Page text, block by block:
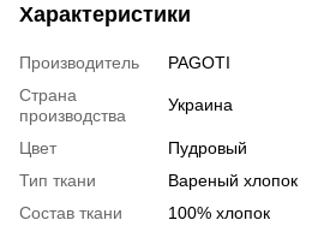
Характеристики
Производитель
PAGOTI
Страна
производства
Украина
Цвет
Пудровый
Тип ткани
Вареный хлопок
Состав ткани
100% хлопок